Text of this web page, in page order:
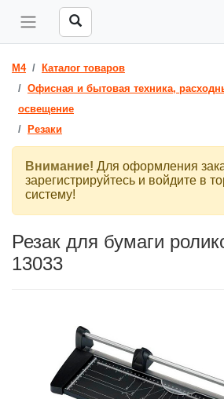
M4
Каталог товаров
Офисная и бытовая техника,
освещение
Резаки
Внимание! Для оформления
зарегистрируйтесь и войдите в
систему!
Резак для бумаги
13033